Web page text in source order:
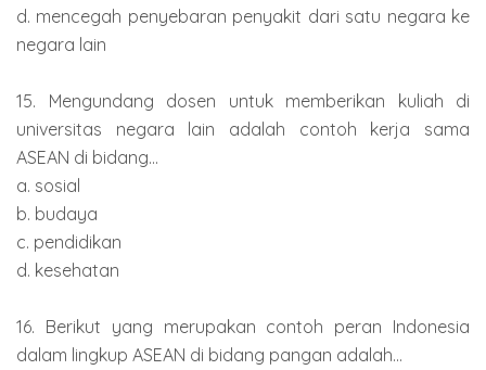
d. mencegah penyebaran penyakit dari satu negara ke
negara lain
15. Mengundang dosen untuk memberikan kuliah di
universitas negara lain adalah contoh kerja sama
ASEAN di bidang...
a. sosial
b. budaya
c. pendidikan
d. kesehatan
16. Berikut yang merupakan contoh peran Indonesia
dalam lingkup ASEAN di bidang pangan adalah...